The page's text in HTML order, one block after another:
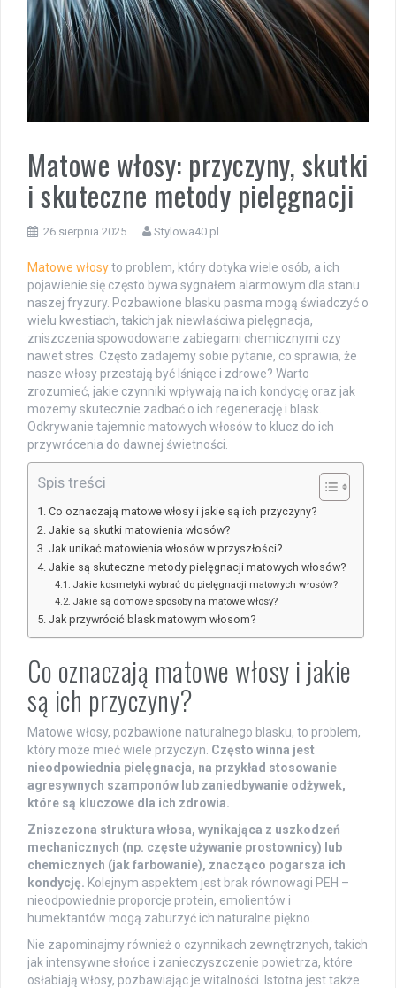
Matowe włosy: przyczyny, skutki
i skuteczne metody pielęgnacji
26 sierpnia 2025 Stylowa40.pl
Matowe włosyto problem, który dotyka wiele osób, a ich
pojawienie się często bywa sygnałem alarmowym dla stanu
naszej fryzury. Pozbawione blasku pasma mogą świadczyć o
wielu kwestiach, takich jak niewłaściwa pielęgnacja,
zniszczenia spowodowane zabiegami chemicznymi czy
nawet stres. Często zadajemy sobie pytanie, co sprawia, że
nasze włosy przestają być lśniące i zdrowe? Warto
zrozumieć, jakie czynniki wpływają na ich kondycję oraz jak
możemy skutecznie zadbać o ich regenerację i blask.
Odkrywanie tajemnic matowych włosów to klucz do ich
przywrócenia do dawnej świetności.
Spis treści
Co oznaczają matowe włosy i jakie są ich przyczyny?
Jakie są skutki matowienia włosów?
Jak unikać matowienia włosów w przyszłości?
Jakie są skuteczne metody pielęgnacji matowych włosów?
Jakie kosmetyki wybrać do pielęgnacji matowych włosów?
Jakie są domowe sposoby na matowe włosy?
Jak przywrócić blask matowym włosom?
Co oznaczają matowe włosy i jakie
są ich przyczyny?
Matowe włosy, pozbawione naturalnego blasku, to problem,
który może mieć wiele przyczyn. Często winna jest
nieodpowiednia pielęgnacja, na przykład stosowanie
agresywnych szamponów lub zaniedbywanie odżywek,
które są kluczowe dla ich zdrowia.
Zniszczona struktura włosa, wynikająca z uszkodzeń
mechanicznych (np. częste używanie prostownicy) lub
chemicznych (jak farbowanie), znacząco pogarsza ich
kondycję. Kolejnym aspektem jest brak równowagi PEH –
nieodpowiednie proporcje protein, emolientów i
humektantów mogą zaburzyć ich naturalne piękno.
Nie zapominajmy również o czynnikach zewnętrznych, takich
jak intensywne słońce i zanieczyszczenie powietrza, które
osłabiają włosy, pozbawiając je witalności. Istotna jest także